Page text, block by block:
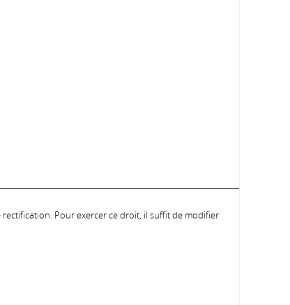
Pour exercer ce droit, il suffit de modifier